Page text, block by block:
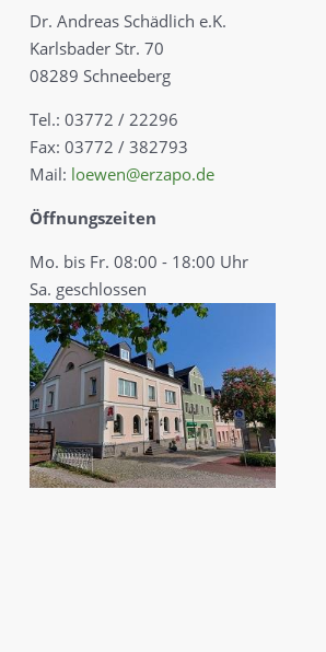
Dr. Andreas Schädlich e.K.
Karlsbader Str. 70
08289 Schneeberg
Tel.: 03772 / 22296
Fax: 03772 / 382793
Mail: loewen@erzapo.de
Öffnungszeiten
Mo. bis Fr. 08:00 - 18:00 Uhr
Sa. geschlossen